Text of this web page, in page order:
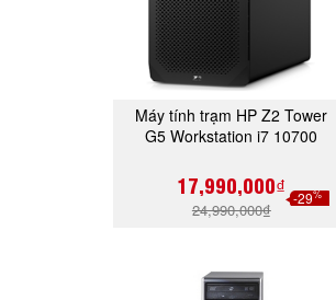
Máy tính trạm HP Z2 Tower
G5 Workstation i7 10700
17,990,000₫
24,990,000₫
-29%
MUA NGAY